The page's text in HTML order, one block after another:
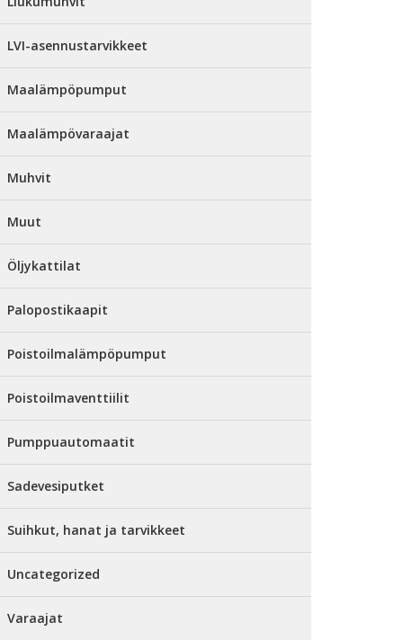
LVI-asennustarvikkeet
Maalämpöpumput
Maalämpövaraajat
Muhvit
Muut
Öljykattilat
Palopostikaapit
Poistoilmalämpöpumput
Poistoilmaventtiilit
Pumppuautomaatit
Sadevesiputket
Suihkut, hanat ja tarvikkeet
Uncategorized
Varaajat